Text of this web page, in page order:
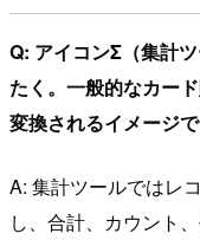
Q: アイコンΣ（集計
たく。一般的なカー
変換されるイメージ
A: 集計ツールではレ
し、合計、カウント